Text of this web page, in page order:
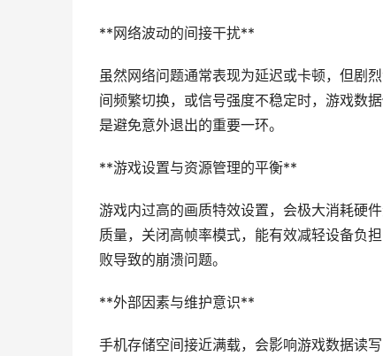
**网络波动的间接干扰**
虽然网络问题通常表现为延迟或卡顿，但剧
间频繁切换，或信号强度不稳定时，游戏数
是避免意外退出的重要一环。
**游戏设置与资源管理的平衡**
游戏内过高的画质特效设置，会极大消耗硬
质量，关闭高帧率模式，能有效减轻设备负
败导致的崩溃问题。
**外部因素与维护意识**
手机存储空间接近满载，会影响游戏数据读